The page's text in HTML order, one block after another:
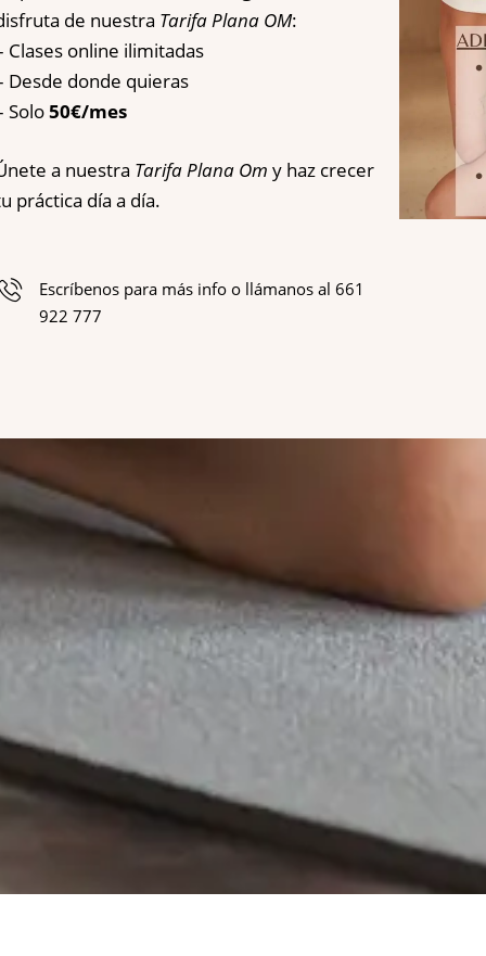
de nuestra Tarifa Plana OM:
Clases online ilimitadas
Desde donde quieras
Solo50€/mes
a nuestra Tarifa Plana Om y haz crecer
práctica día a día.
Escríbenos para más info o llámanos al 661
922 777